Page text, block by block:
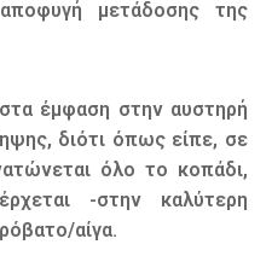
μετάδοσης της
έμφαση στην αυστηρή
διότι όπως είπε, σε
όλο το κοπάδι,
-στην καλύτερη
αίγα.